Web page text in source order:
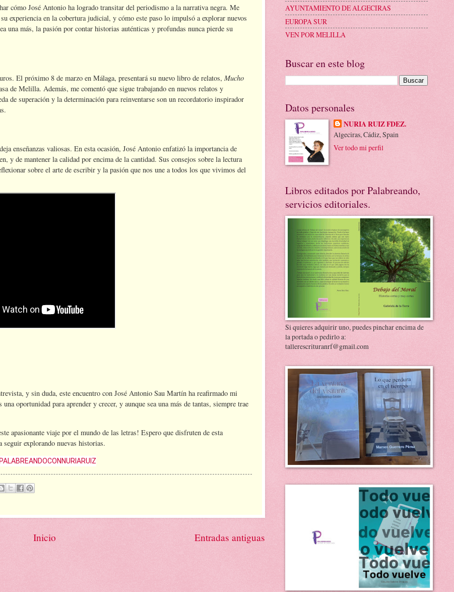
cómo José Antonio ha logrado transitar del periodismo a la narrativa negra. Me
experiencia en la cobertura judicial, y cómo este paso lo impulsó a explorar nuevos
una más, la pasión por contar historias auténticas y profundas nunca pierde su
El próximo 8 de marzo en Málaga, presentará su nuevo libro de relatos, Mucho
de Melilla. Además, me comentó que sigue trabajando en nuevos relatos y
de superación y la determinación para reinventarse son un recordatorio inspirador
enseñanzas valiosas. En esta ocasión, José Antonio enfatizó la importancia de
y de mantener la calidad por encima de la cantidad. Sus consejos sobre la lectura
sobre el arte de escribir y la pasión que nos une a todos los que vivimos del
y sin duda, este encuentro con José Antonio Sau Martín ha reafirmado mi
oportunidad para aprender y crecer, y aunque sea una más de tantas, siempre trae
apasionante viaje por el mundo de las letras! Espero que disfruten de esta
explorando nuevas historias.
Entradas antiguas
Inicio
AYUNTAMIENTO DE ALGECIRAS
EUROPA SUR
VEN POR MELILLA
Buscar en este blog
Datos personales
NURIA RUIZ FDEZ.
Algeciras, Cádiz, Spain
Ver todo mi perfil
Libros editados por Palabreando,
servicios editoriales.
Si quieres adquirir uno, puedes pinchar encima de
la portada o pedirlo a:
tallerescrituranrf@gmail.com